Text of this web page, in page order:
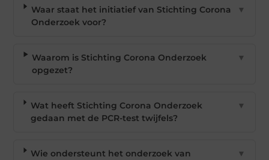
Waar staat het initiatief van Stichting Corona
Onderzoek voor?
▼
Waarom is Stichting Corona Onderzoek
opgezet?
▼
Wat heeft Stichting Corona Onderzoek
gedaan met de PCR-test twijfels?
▼
Wie ondersteunt het onderzoek van
▼